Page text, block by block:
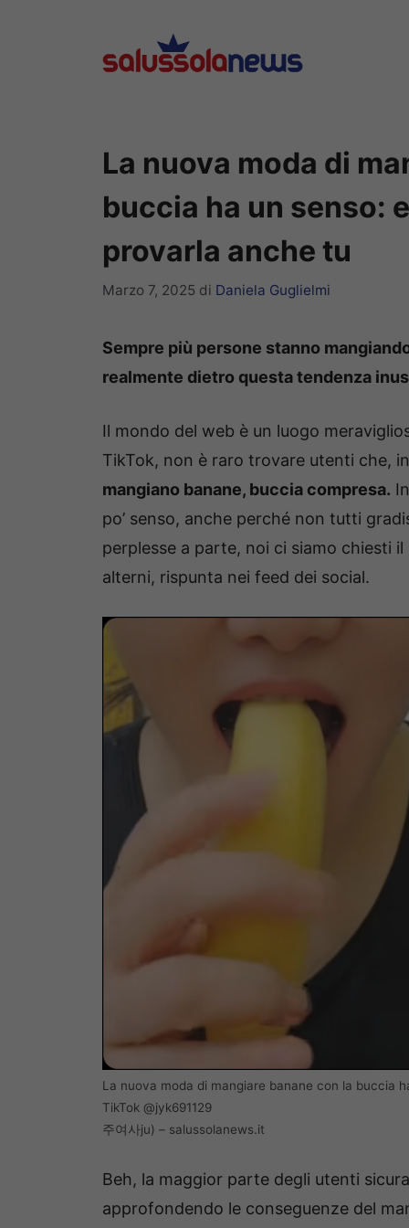
La nuova moda di
buccia ha un senso:
provarla anche tu
Marzo 7, 2025 di Daniela Guglielmi
Sempre più persone stanno
realmente dietro questa tendenza
Il mondo del web è un luogo
TikTok, non è raro trovare utenti che,
mangiano banane, buccia compresa.
po’ senso, anche perché non tutti
perplesse a parte, noi ci siamo chiesti
alterni, rispunta nei feed dei social.
La nuova moda di mangiare banane con la buccia
TikTok @jyk691129
주여사ju) – salussolanews.it
Beh, la maggior parte degli utenti
approfondendo le conseguenze del